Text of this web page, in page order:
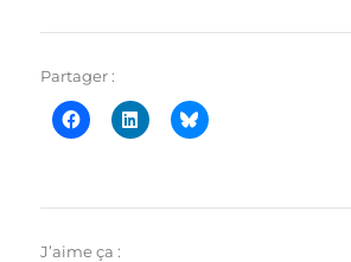
Partager :
J’aime ça :